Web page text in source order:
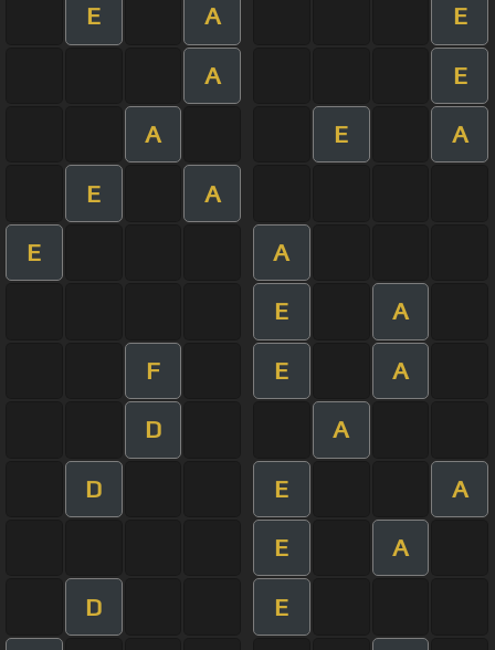
E A E
A E
A E A
E A
E A
E A
F E A
D A
D E A
E A
D E